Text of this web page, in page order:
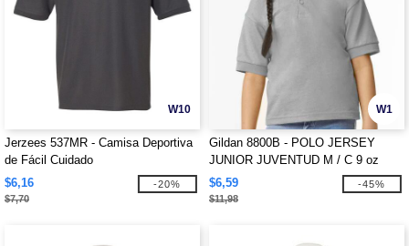
W10
Jerzees 537MR - Camisa Deportiva
de Fácil Cuidado
$6,16
$7,70
-20%
W1
Gildan 8800B - POLO JERSEY
JUNIOR JUVENTUD M / C 9 oz
$6,59
$11,98
-45%